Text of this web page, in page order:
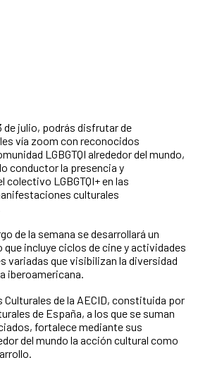
de julio, podrás disfrutar de
vía zoom con reconocidos
LGBGTQI alrededor del mundo,
conductor la presencia y
colectivo LGBGTQI+ en las
culturales
de la semana se desarrollará un
que incluye ciclos de cine y actividades
variadas que visibilizan la diversidad
iberoamericana.
Culturales de la AECID, constituida por
de España, a los que se suman
fortalece mediante sus
del mundo la acción cultural como